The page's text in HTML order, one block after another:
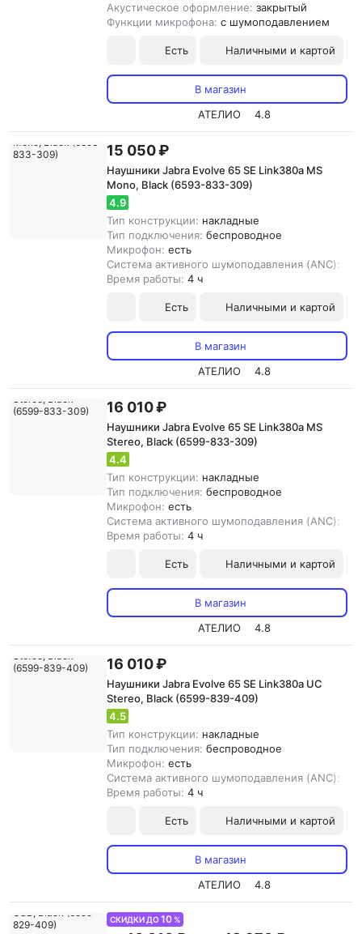
Акустическое оформление: закрытый
Функции микрофона: с шумоподавлением
Есть Наличными и картой
В магазин
АТЕЛИО
4.8
15 050 ₽
Наушники Jabra Evolve 65 SE Link380a MS
Mono, Black (6593-833-309)
4.9
Тип конструкции: накладные
Тип подключения: беспроводное
Микрофон: есть
Система активного шумоподавления (ANC):
Время работы: 4 ч
Есть Наличными и картой
В магазин
АТЕЛИО
4.8
16 010 ₽
Наушники Jabra Evolve 65 SE Link380a MS
Stereo, Black (6599-833-309)
4.4
Тип конструкции: накладные
Тип подключения: беспроводное
Микрофон: есть
Система активного шумоподавления (ANC):
Время работы: 4 ч
Есть Наличными и картой
В магазин
АТЕЛИО
4.8
16 010 ₽
Наушники Jabra Evolve 65 SE Link380a UC
Stereo, Black (6599-839-409)
4.5
Тип конструкции: накладные
Тип подключения: беспроводное
Микрофон: есть
Система активного шумоподавления (ANC):
Время работы: 4 ч
Есть Наличными и картой
В магазин
АТЕЛИО
4.8
СКИДКИ ДО10 %